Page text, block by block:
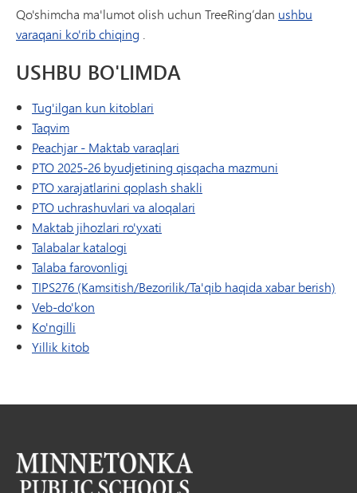
Qo'shimcha ma'lumot olish uchun TreeRing’dan ushbu
varaqani ko'rib chiqing .
USHBU BO'LIMDA
Tug'ilgan kun kitoblari
Taqvim
Peachjar - Maktab varaqlari
PTO 2025-26 byudjetining qisqacha mazmuni
PTO xarajatlarini qoplash shakli
PTO uchrashuvlari va aloqalari
Maktab jihozlari ro'yxati
Talabalar katalogi
Talaba farovonligi
TIPS276 (Kamsitish/Bezorilik/Ta'qib haqida xabar berish)
Veb-do'kon
Ko'ngilli
Yillik kitob